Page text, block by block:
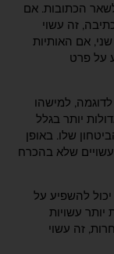
הכתובות. אם
זה עשוי
אם האותיות
על פרט
למישהו
יותר בגלל
שלו. באופן
עשויים שלא בהכרח
להשפיע על
יותר עשויות
זה עשוי